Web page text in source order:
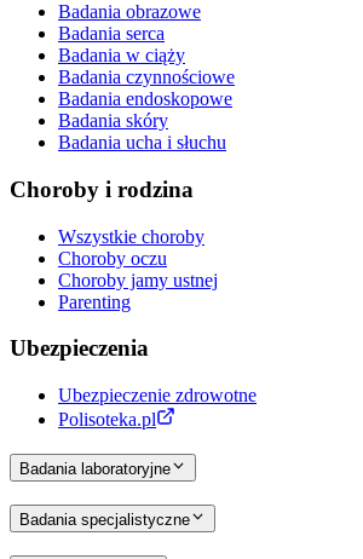
Badania obrazowe
Badania serca
Badania w ciąży
Badania czynnościowe
Badania endoskopowe
Badania skóry
Badania ucha i słuchu
Choroby i rodzina
Wszystkie choroby
Choroby oczu
Choroby jamy ustnej
Parenting
Ubezpieczenia
Ubezpieczenie zdrowotne
Polisoteka.pl
Badania laboratoryjne
Badania specjalistyczne